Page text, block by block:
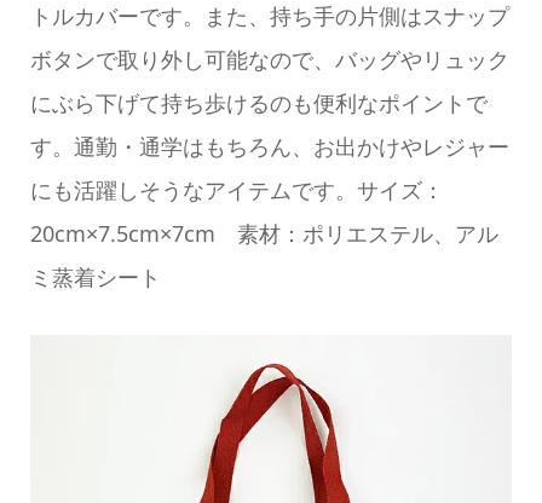
トルカバーです。また、持ち手の片側はスナップ
ボタンで取り外し可能なので、バッグやリュック
にぶら下げて持ち歩けるのも便利なポイントで
す。通勤・通学はもちろん、お出かけやレジャー
にも活躍しそうなアイテムです。サイズ：
20cm×7.5cm×7cm 素材：ポリエステル、アル
ミ蒸着シート